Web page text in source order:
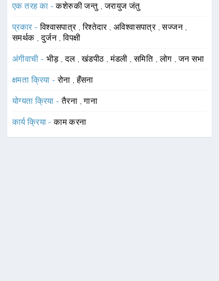
एक तरह का -कशेरुकी जन्तु ,जरायुज जंतु
प्रकार -विश्वासपात्र ,रिश्तेदार ,अविश्वासपात्र ,सज्जन
समर्थक
,दुर्जन ,विपक्षी
अंगीवाची - भीड़ ,दल ,खंडपीठ ,मंडली ,समिति ,लोग ,जन सभा
क्षमता क्रिया -रोना ,हँसना
योग्यता क्रिया -तैरना ,गाना
कार्य क्रिया -काम करना